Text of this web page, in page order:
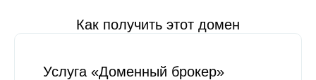
Как получить этот домен
Услуга «Доменный брокер»